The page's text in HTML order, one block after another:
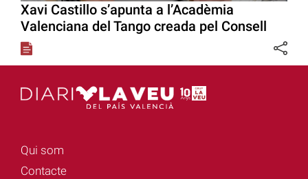
Xavi Castillo s’apunta a l’Acadèmia
Valenciana del Tango creada pel Consell
Qui som
Contacte